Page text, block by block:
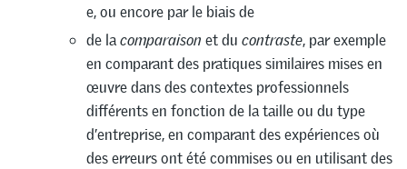
e, ou encore par le biais de
de lacomparaison et du contraste, par exemple
en comparant des pratiques similaires mises en
œuvre dans des contextes professionnels
différents en fonction de la taille ou du type
d’entreprise, en comparant des expériences où
des erreurs ont été commises ou en utilisant des